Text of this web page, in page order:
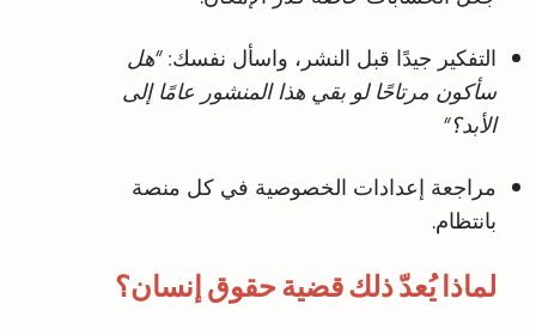
التفكير جيدًا قبل النشر، واسأل نفسك:“هل
سأكون مرتاحًا لو بقي هذا المنشور عامًا إلى
الأبد؟“
مراجعة إعدادات الخصوصية في كل منصة
بانتظام.
لماذا يُعدّ ذلك قضية حقوق إنسان؟